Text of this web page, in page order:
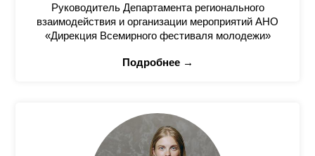
Руководитель Департамента регионального
взаимодействия и организации мероприятий АНО
«Дирекция Всемирного фестиваля молодежи»
Подробнее →